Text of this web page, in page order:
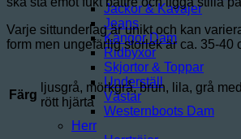
Jackor & Kavajer
Jeans
Kängor Dam
Ridbyxor
Skjortor & Toppar
Underställ
Västar
Westernboots Dam
Herr
Varje sittunderlag är unikt och kan
form men ungefärlig storlek är ca. 35-40
Färg
ljusgrå, mörkgrå, brun, lila, grå
rött hjärta